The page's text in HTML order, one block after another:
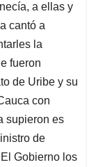
a ellas y
cantó a
la
fueron
de Uribe y su
con
supieron es
de
Gobierno los